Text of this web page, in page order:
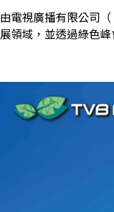
由電視廣播有限公司
展領域，並透過綠色